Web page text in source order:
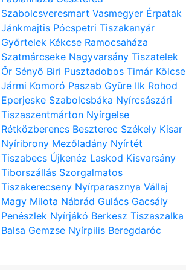
Szabolcsveresmart Vasmegyer Érpatak
Jánkmajtis Pócspetri Tiszakanyár
Győrtelek Kékcse Ramocsaháza
Szatmárcseke Nagyvarsány Tiszatelek
Őr Sényő Biri Pusztadobos Timár Kölcse
Jármi Komoró Paszab Gyüre Ilk Rohod
Eperjeske Szabolcsbáka Nyírcsászári
Tiszaszentmárton Nyírgelse
Rétközberencs Beszterec Székely Kisar
Nyíribrony Mezőladány Nyírtét
Tiszabecs Újkenéz Laskod Kisvarsány
Tiborszállás Szorgalmatos
Tiszakerecseny Nyírparasznya Vállaj
Magy Milota Nábrád Gulács Gacsály
Penészlek Nyírjákó Berkesz Tiszaszalka
Balsa Gemzse Nyírpilis Beregdaróc